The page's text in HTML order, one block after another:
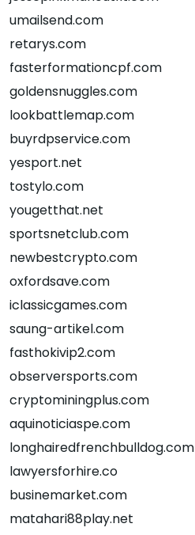
umailsend.com
retarys.com
fasterformationcpf.com
goldensnuggles.com
lookbattlemap.com
buyrdpservice.com
yesport.net
tostylo.com
yougetthat.net
sportsnetclub.com
newbestcrypto.com
oxfordsave.com
iclassicgames.com
saung-artikel.com
fasthokivip2.com
observersports.com
cryptominingplus.com
aquinoticiaspe.com
longhairedfrenchbulldog.com
lawyersforhire.co
businemarket.com
matahari88play.net